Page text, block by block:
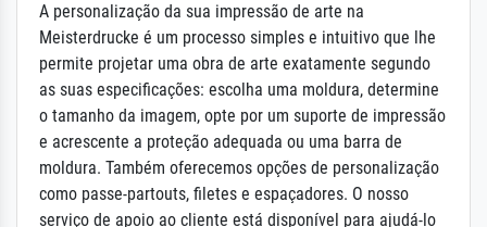
A personalização da sua impressão de arte na
Meisterdrucke é um processo simples e intuitivo que lhe
permite projetar uma obra de arte exatamente segundo
as suas especificações: escolha uma moldura, determine
o tamanho da imagem, opte por um suporte de impressão
e acrescente a proteção adequada ou uma barra de
moldura. Também oferecemos opções de personalização
como passe-partouts, filetes e espaçadores. O nosso
serviço de apoio ao cliente está disponível para ajudá-lo